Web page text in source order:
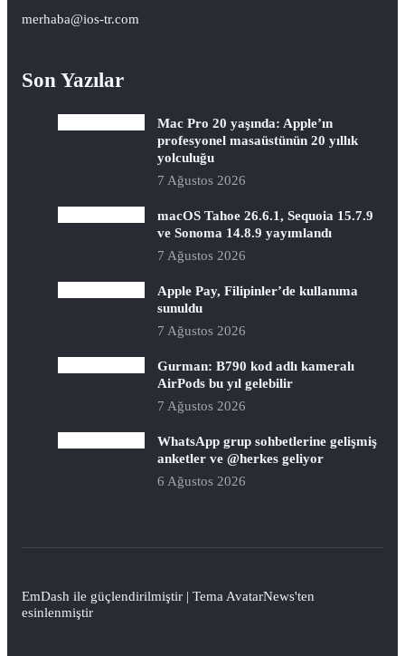
merhaba@ios-tr.com
Son Yazılar
Mac Pro 20 yaşında: Apple’ın
profesyonel masaüstünün 20 yıllık
yolculuğu
7 Ağustos 2026
macOS Tahoe 26.6.1, Sequoia 15.7.9
ve Sonoma 14.8.9 yayımlandı
7 Ağustos 2026
Apple Pay, Filipinler’de kullanıma
sunuldu
7 Ağustos 2026
Gurman: B790 kod adlı kameralı
AirPods bu yıl gelebilir
7 Ağustos 2026
WhatsApp grup sohbetlerine gelişmiş
anketler ve @herkes geliyor
6 Ağustos 2026
EmDash ile güçlendirilmiştir | Tema AvatarNews'ten
esinlenmiştir